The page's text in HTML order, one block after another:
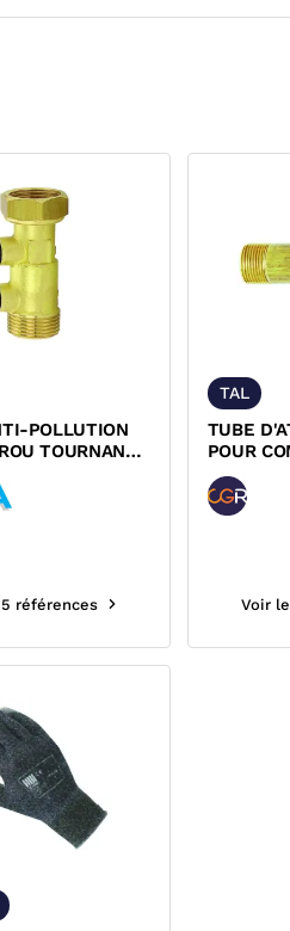
POLLUTION
TOURNANT
références
TAL
TUBE
POUR
Voir